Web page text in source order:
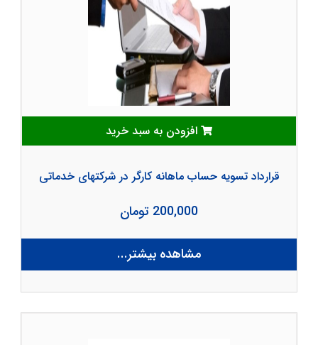
افزودن به سبد خرید
قرارداد تسویه حساب ماهانه کارگر در شرکتهای خدماتی
200,000 تومان
مشاهده بیشتر...